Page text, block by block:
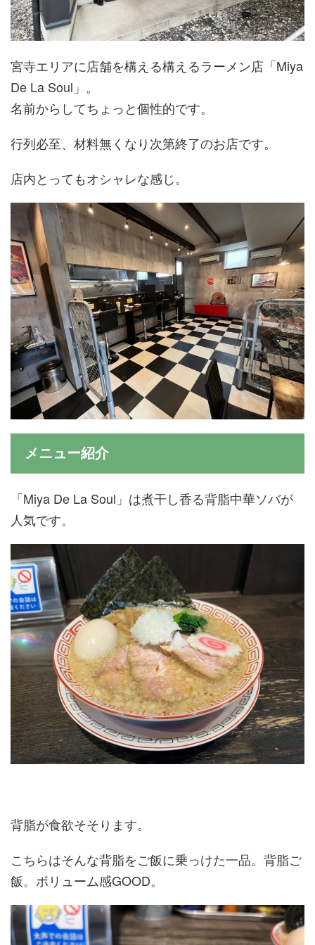
宮寺エリアに店舗を構える構えるラーメン店「Miya
De La Soul」。
名前からしてちょっと個性的です。
行列必至、材料無くなり次第終了のお店です。
店内とってもオシャレな感じ。
メニュー紹介
「Miya De La Soul」は煮干し香る背脂中華ソバが
人気です。
背脂が食欲そそります。
こちらはそんな背脂をご飯に乗っけた一品。背脂ご
飯。ボリューム感GOOD。